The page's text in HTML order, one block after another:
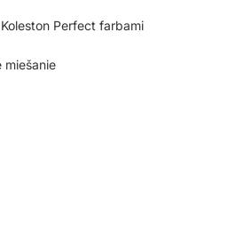
Perfect farbami
miešanie